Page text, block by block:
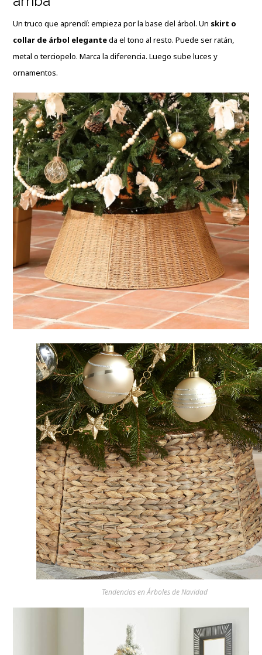
Un truco que aprendí: empieza por la base del árbol. Un skirt o
collar de árbol eleganteda el tono al resto. Puede ser ratán,
metal o terciopelo. Marca la diferencia. Luego sube luces y
ornamentos.
Tendencias en Árboles de Navidad